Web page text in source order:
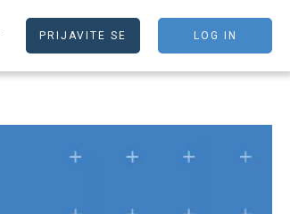
PRIJAVITE SE LOG IN